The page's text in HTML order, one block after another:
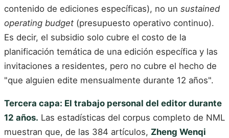
contenido de ediciones específicas), no un sustained
operating budget (presupuesto operativo continuo).
Es decir, el subsidio solo cubre el costo de la
planificación temática de una edición específica y las
invitaciones a residentes, pero no cubre el hecho de
"que alguien edite mensualmente durante 12 años".
Tercera capa: El trabajo personal del editor durante
12 años. Las estadísticas del corpus completo de NML
muestran que, de las 384 artículos, Zheng Wenqi